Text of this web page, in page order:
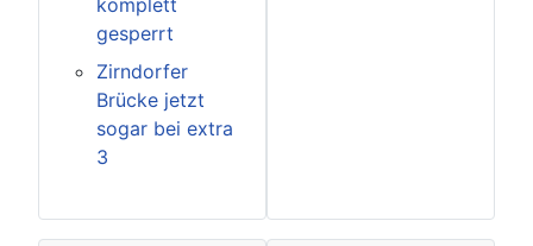
gesperrt
Zirndorfer
Brücke jetzt
sogar bei extra
3